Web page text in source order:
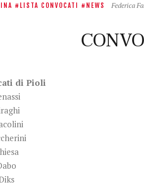
LISTA CONVOCATI NEWS Federica
di Pioli